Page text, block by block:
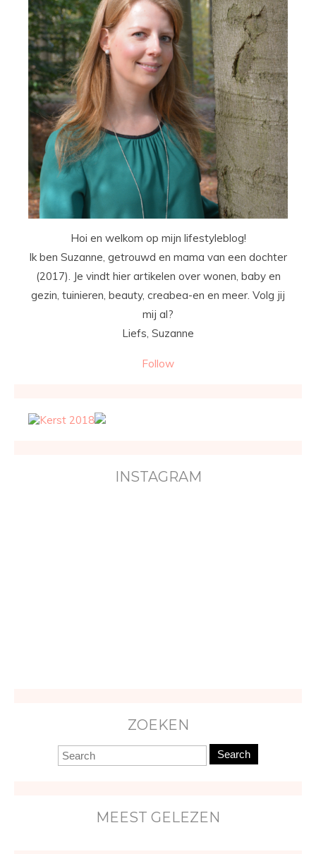
Hoi en welkom op mijn lifestyleblog!
Ik ben Suzanne, getrouwd en mama van een dochter
(2017). Je vindt hier artikelen over wonen, baby en
gezin, tuinieren, beauty, creabea-en en meer. Volg jij
mij al?
Liefs, Suzanne
Follow
INSTAGRAM
ZOEKEN
Search
MEEST GELEZEN